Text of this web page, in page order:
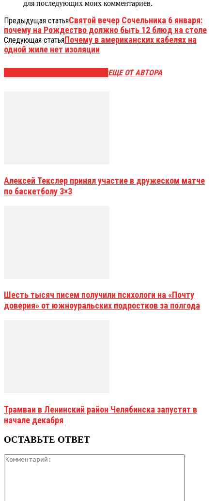
для последующих моих комментариев.
Предыдущая статьяСвятой вечер Сочельника 6 января:
почему на Рождество должно быть 12 блюд на столе
Следующая статьяПочему в американских кабелях на
одной жиле нет изоляции
ЕЩЕ ОТ АВТОРА
Алексей Текслер принял участие в дружеском матче
по баскетболу 3×3
Шесть тысяч писем получили психологи на «Почту
доверия» от южноуральских подростков за полгода
Трамваи в Ленинский район Челябинска запустят в
начале декабря
ОСТАВЬТЕ ОТВЕТ